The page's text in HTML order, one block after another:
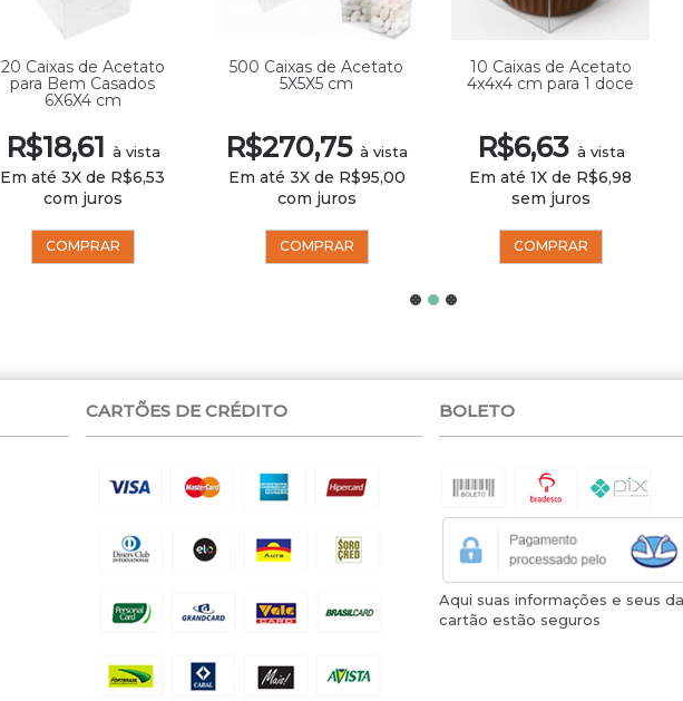
20 Caixas de Acetato
para Bem Casados
6X6X4 cm
R$18,61 à vista
Em até 3X de R$6,53
com juros
COMPRAR
500 Caixas de Acetato
5X5X5 cm
R$270,75 à vista
Em até 3X de R$95,00
com juros
COMPRAR
10 Caixas de Acetato
4x4x4 cm para 1 doce
R$6,63 à vista
Em até 1X de R$6,98
sem juros
COMPRAR
CARTÕES DE CRÉDITO BOLETO
Aqui suas informações e seus
cartão estão seguros